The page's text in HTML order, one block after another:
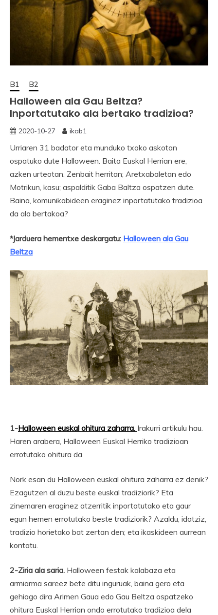
B1 B2
Halloween ala Gau Beltza?
Inportatutako ala bertako tradizioa?
2020-10-27 ikab1
Urriaren 31 badator eta munduko txoko askotan
ospatuko dute Halloween. Baita Euskal Herrian ere,
azken urteotan. Zenbait herritan; Aretxabaletan edo
Motrikun, kasu; aspalditik Gaba Baltza ospatzen dute.
Baina, komunikabideen eraginez inportatutako tradizioa
da ala bertakoa?
*Jarduera hementxe deskargatu: Halloween ala Gau
Beltza
1-Halloween euskal ohitura zaharra. Irakurri artikulu hau.
Haren arabera, Halloween Euskal Herriko tradizioan
errotutako ohitura da.
Nork esan du Halloween euskal ohitura zaharra ez denik?
Ezagutzen al duzu beste euskal tradiziorik? Eta
zinemaren eraginez atzerritik inportatutako eta gaur
egun hemen errotutako beste tradiziorik? Azaldu, idatziz,
tradizio horietako bat zertan den; eta ikaskideen aurrean
kontatu.
2-Ziria ala saria. Halloween festak kalabaza eta
armiarma sareez bete ditu inguruak, baina gero eta
gehiago dira Arimen Gaua edo Gau Beltza ospatzeko
ohitura Euskal Herrian ondo errotutako tradizioa dela